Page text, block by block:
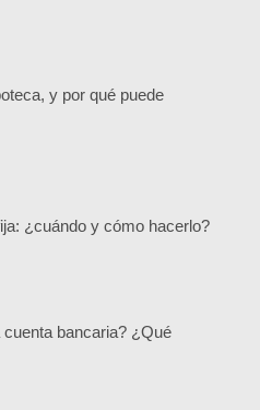
y por qué puede
¿cuándo y cómo hacerlo?
bancaria? ¿Qué